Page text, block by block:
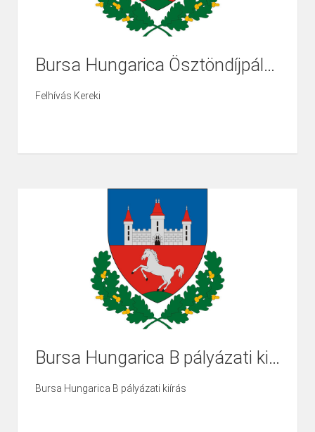
Bursa Hungarica Ösztöndíjpályázat
Felhívás Kereki
Bursa Hungarica B pályázati kiírás
Bursa Hungarica B pályázati kiírás